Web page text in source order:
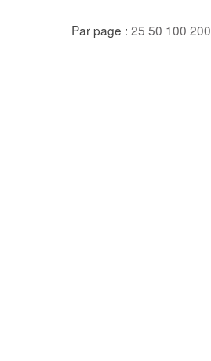
Par page : 25 50 100 200